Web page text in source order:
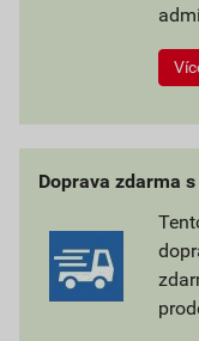
Doprava zdarma s